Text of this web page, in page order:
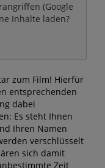
(Google
Inhalte laden?
zum Film! Hierfür
entsprechenden
dabei
Es steht Ihnen
Ihren Namen
verschlüsselt
sich damit
Zeit